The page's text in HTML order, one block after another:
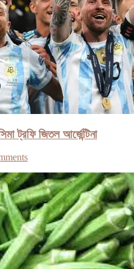
ট্রফি জিতল আর্জেন্টিনা